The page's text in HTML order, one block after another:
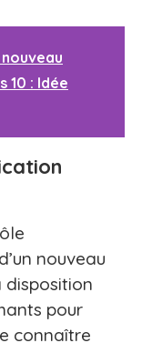
10 : Idée
nouveau
disposition
pour
connaître